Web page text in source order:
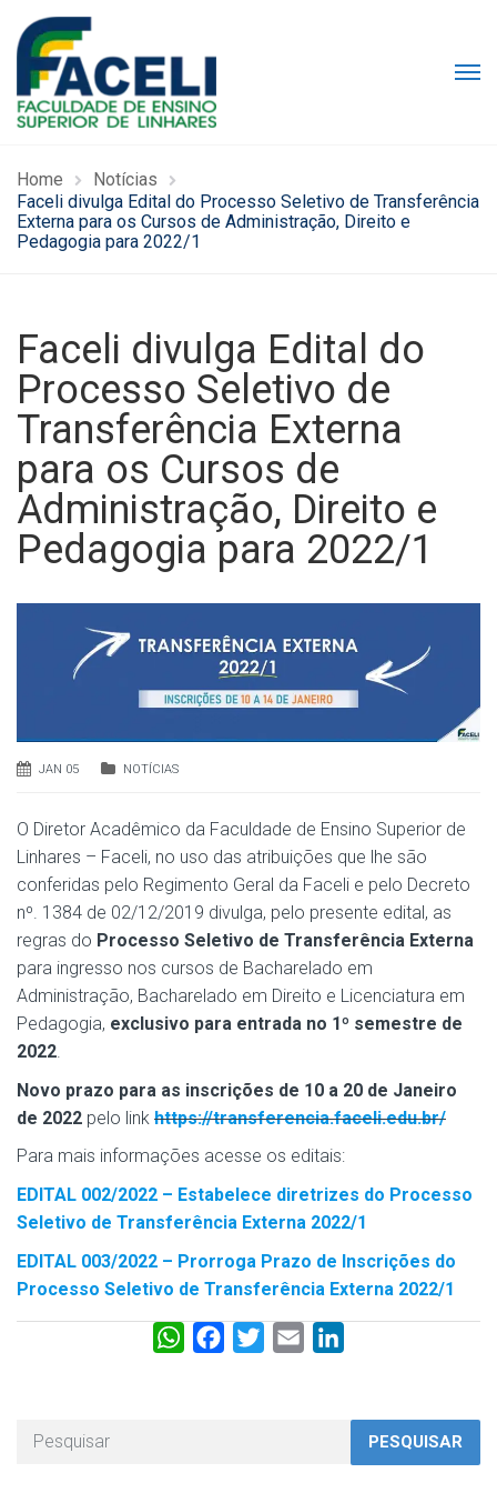
Home
Notícias
Faceli divulga Edital do Processo Seletivo de Transferência
Externa para os Cursos de Administração, Direito e
Pedagogia para 2022/1
Faceli divulga Edital do
Processo Seletivo de
Transferência Externa
para os Cursos de
Administração, Direito e
Pedagogia para 2022/1
JAN 05 NOTÍCIAS
O Diretor Acadêmico da Faculdade de Ensino Superior de
Linhares – Faceli, no uso das atribuições que lhe são
conferidas pelo Regimento Geral da Faceli e pelo Decreto
nº. 1384 de 02/12/2019 divulga, pelo presente edital, as
regras do Processo Seletivo de Transferência Externa
para ingresso nos cursos de Bacharelado em
Administração, Bacharelado em Direito e Licenciatura em
Pedagogia, exclusivo para entrada no 1º semestre de
2022.
Novo prazo para as inscrições de 10 a 20 de Janeiro
de 2022 pelo link https://transferencia.faceli.edu.br/
Para mais informações acesse os editais:
EDITAL 002/2022 – Estabelece diretrizes do Processo
Seletivo de Transferência Externa 2022/1
EDITAL 003/2022 – Prorroga Prazo de Inscrições do
Processo Seletivo de Transferência Externa 2022/1
W
e
PESQUISAR